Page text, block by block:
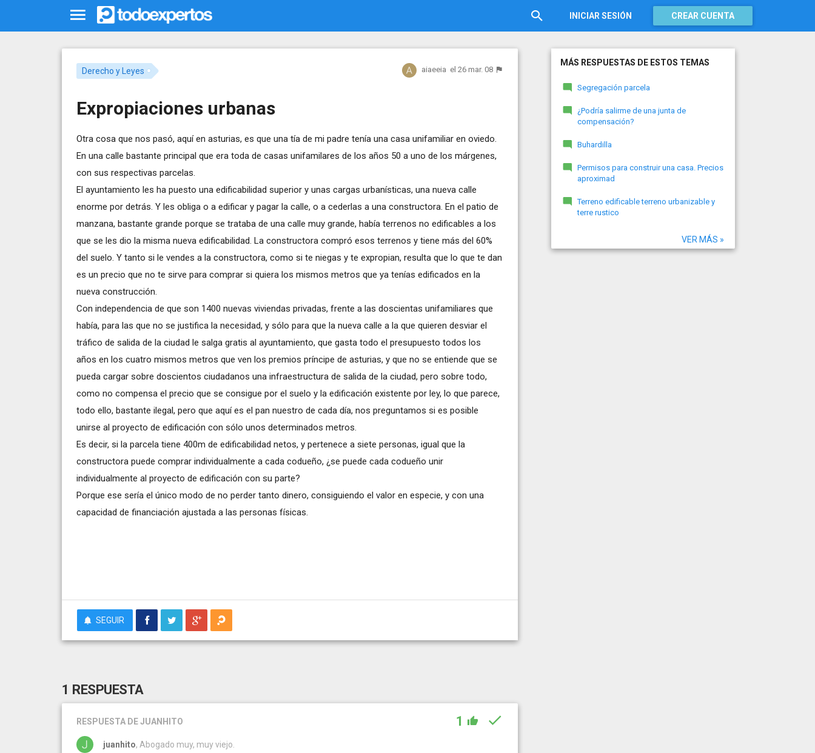
INICIAR SESIÓN CREAR CUENTA
Derecho y Leyes aiaeeia el 26 mar. 08
Expropiaciones urbanas
Otra cosa que nos pasó, aquí en asturias, es que una tía de mi padre tenía una casa unifamiliar en oviedo.
En una calle bastante principal que era toda de casas unifamilares de los años 50 a uno de los márgenes,
con sus respectivas parcelas.
El ayuntamiento les ha puesto una edificabilidad superior y unas cargas urbanísticas, una nueva calle
enorme por detrás. Y les obliga o a edificar y pagar la calle, o a cederlas a una constructora. En el patio de
manzana, bastante grande porque se trataba de una calle muy grande, había terrenos no edificables a los
que se les dio la misma nueva edificabilidad. La constructora compró esos terrenos y tiene más del 60%
del suelo. Y tanto si le vendes a la constructora, como si te niegas y te expropian, resulta que lo que te dan
es un precio que no te sirve para comprar si quiera los mismos metros que ya tenías edificados en la
nueva construcción.
Con independencia de que son 1400 nuevas viviendas privadas, frente a las doscientas unifamiliares que
había, para las que no se justifica la necesidad, y sólo para que la nueva calle a la que quieren desviar el
tráfico de salida de la ciudad le salga gratis al ayuntamiento, que gasta todo el presupuesto todos los
años en los cuatro mismos metros que ven los premios príncipe de asturias, y que no se entiende que se
pueda cargar sobre doscientos ciudadanos una infraestructura de salida de la ciudad, pero sobre todo,
como no compensa el precio que se consigue por el suelo y la edificación existente por ley, lo que parece,
todo ello, bastante ilegal, pero que aquí es el pan nuestro de cada día, nos preguntamos si es posible
unirse al proyecto de edificación con sólo unos determinados metros.
Es decir, si la parcela tiene 400m de edificabilidad netos, y pertenece a siete personas, igual que la
constructora puede comprar individualmente a cada codueño, ¿se puede cada codueño unir
individualmente al proyecto de edificación con su parte?
Porque ese sería el único modo de no perder tanto dinero, consiguiendo el valor en especie, y con una
capacidad de financiación ajustada a las personas físicas.
SEGUIR
1 RESPUESTA
RESPUESTA DE JUANHITO 1
juanhito, Abogado muy, muy viejo.
MÁS RESPUESTAS DE ESTOS TEMAS
Segregación parcela
¿Podría salirme de una junta de
compensación?
Buhardilla
Permisos para construir una casa. Precios
aproximad
Terreno edificable terreno urbanizable y
terre rustico
VER MÁS »